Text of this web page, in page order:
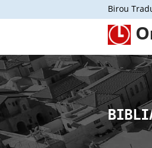
Birou